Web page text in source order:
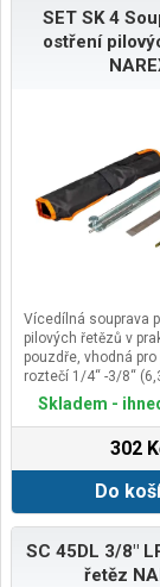
SET SK 4
ostření
Vícedílná souprava
pilových řetězů v
pouzdře, vhodná
roztečí 1/4“ -3/8“
a šířkou vodicího
mm (0,043–0,050).
Skladem -
302
Do
SC 45DL 3/8"
řetěz